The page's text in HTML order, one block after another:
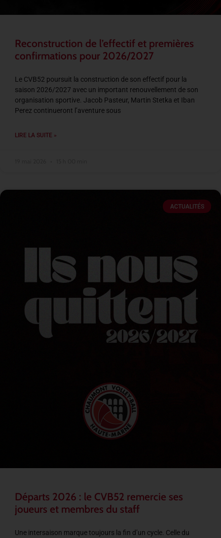
Reconstruction de l’effectif et premières
confirmations pour 2026/2027
Le CVB52 poursuit la construction de son effectif pour la
saison 2026/2027 avec un important renouvellement de son
organisation sportive. Jacob Pasteur, Martin Stetka et Iban
Perez continueront l’aventure sous
LIRE LA SUITE »
ACTUALITÉS
Départs 2026 : le CVB52 remercie ses
joueurs et membres du staff
Une intersaison marque toujours la fin d’un cycle. Celle du